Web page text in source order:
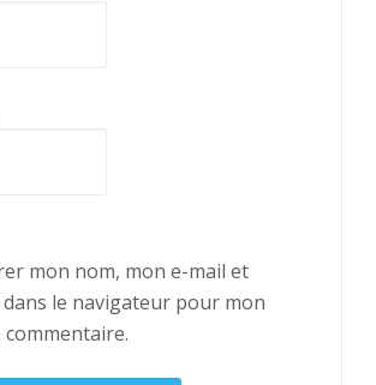
mon nom, mon e-mail et
le navigateur pour mon